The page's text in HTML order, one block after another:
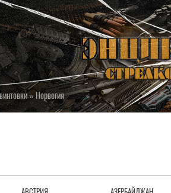
»Норвегия